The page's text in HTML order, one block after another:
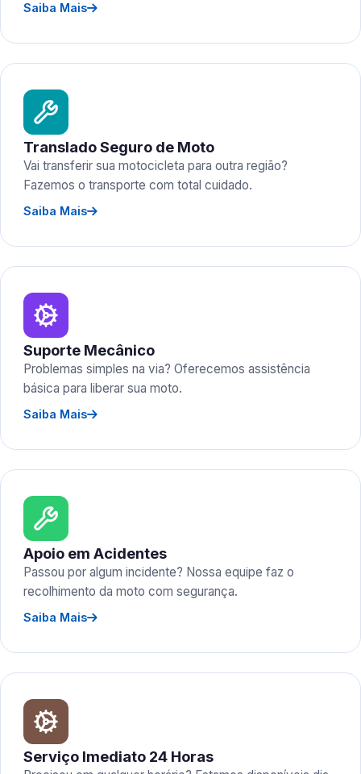
Saiba Mais
Translado Seguro de Moto
Vai transferir sua motocicleta para outra região?
Fazemos o transporte com total cuidado.
Saiba Mais
Suporte Mecânico
Problemas simples na via? Oferecemos assistência
básica para liberar sua moto.
Saiba Mais
Apoio em Acidentes
Passou por algum incidente? Nossa equipe faz o
recolhimento da moto com segurança.
Saiba Mais
Serviço Imediato 24 Horas